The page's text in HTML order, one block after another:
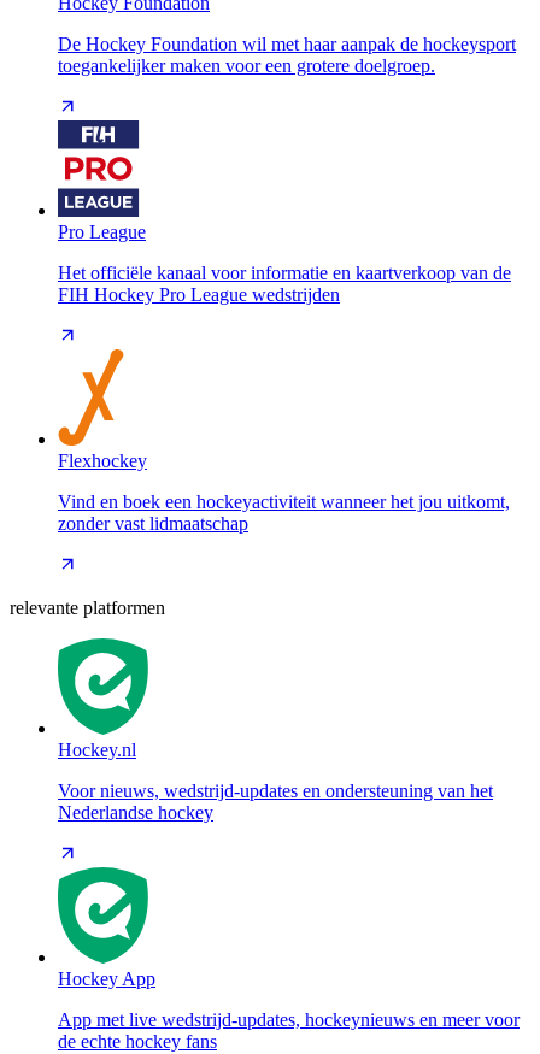
De Hockey Foundation wil met haar aanpak de hockeysport
toegankelijker maken voor een grotere doelgroep.
Pro League
Het officiële kanaal voor informatie en kaartverkoop van de
FIH Hockey Pro League wedstrijden
Flexhockey
Vind en boek een hockeyactiviteit wanneer het jou uitkomt,
zonder vast lidmaatschap
relevante platformen
Hockey.nl
Voor nieuws, wedstrijd-updates en ondersteuning van het
Nederlandse hockey
Hockey App
App met live wedstrijd-updates, hockeynieuws en meer voor
de echte hockey fans